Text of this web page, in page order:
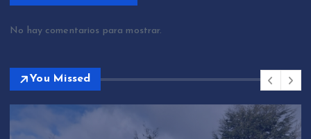
No hay comentarios para mostrar.
You Missed